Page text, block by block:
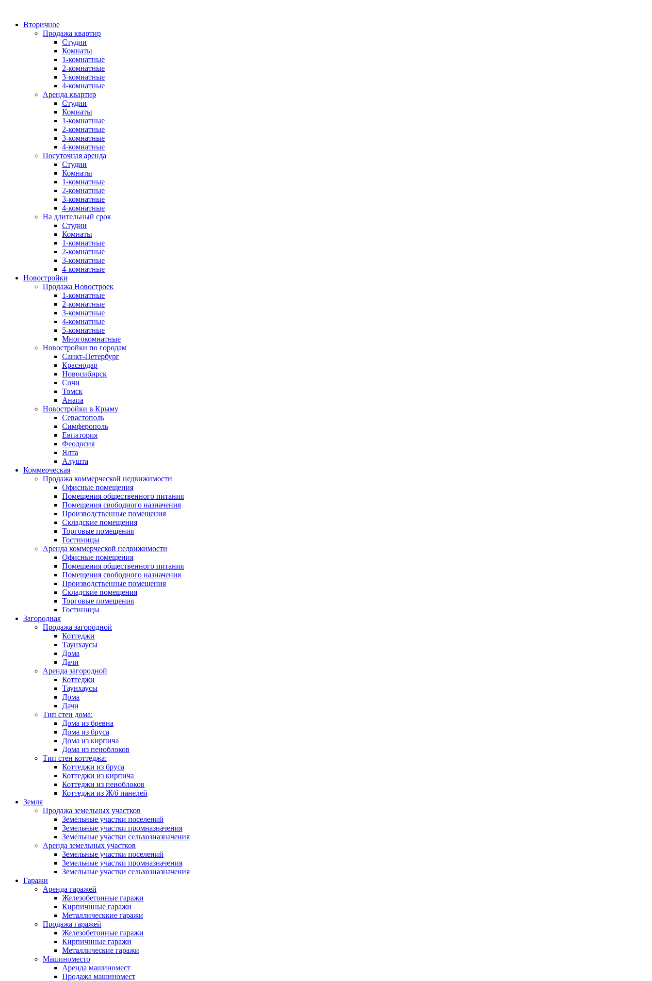
Вторичное
Продажа квартир
Студии
Комнаты
1-комнатные
2-комнатные
3-комнатные
4-комнатные
Аренда квартир
Студии
Комнаты
1-комнатные
2-комнатные
3-комнатные
4-комнатные
Посуточная аренда
Студии
Комнаты
1-комнатные
2-комнатные
3-комнатные
4-комнатные
На длительный срок
Студии
Комнаты
1-комнатные
2-комнатные
3-комнатные
4-комнатные
Новостройки
Продажа Новостроек
1-комнатные
2-комнатные
3-комнатные
4-комнатные
5-комнатные
Многокомнатные
Новостройки по городам
Санкт-Петербург
Краснодар
Новосибирск
Сочи
Томск
Анапа
Новостройки в Крыму
Севастополь
Симферополь
Евпатория
Феодосия
Ялта
Алушта
Коммерческая
Продажа коммерческой недвижимости
Офисные помещения
Помещения общественного питания
Помещения свободного назначения
Производственные помещения
Складские помещения
Торговые помещения
Гостиницы
Аренда коммерческой недвижимости
Офисные помещения
Помещения общественного питания
Помещения свободного назначения
Производственные помещения
Складские помещения
Торговые помещения
Гостиницы
Загородная
Продажа загородной
Коттеджи
Таунхаусы
Дома
Дачи
Аренда загородной
Коттеджи
Таунхаусы
Дома
Дачи
Тип стен дома:
Дома из бревна
Дома из бруса
Дома из кирпича
Дома из пеноблоков
Тип стен коттеджа:
Коттеджи из бруса
Коттеджи из кирпича
Коттеджи из пеноблоков
Коттеджи из Ж/б панелей
Земля
Продажа земельных участков
Земельные участки поселений
Земельные участки промназначения
Земельные участки сельхозназначения
Аренда земельных участков
Земельные участки поселений
Земельные участки промназначения
Земельные участки сельхозназначения
Гаражи
Аренда гаражей
Железобетонные гаражи
Кирпичнные гаражи
Металлическкие гаражи
Продажа гаражей
Железобетонные гаражи
Кирпичнные гаражи
Металлические гаражи
Машиноместо
Аренда машиномест
Продажа машиномест